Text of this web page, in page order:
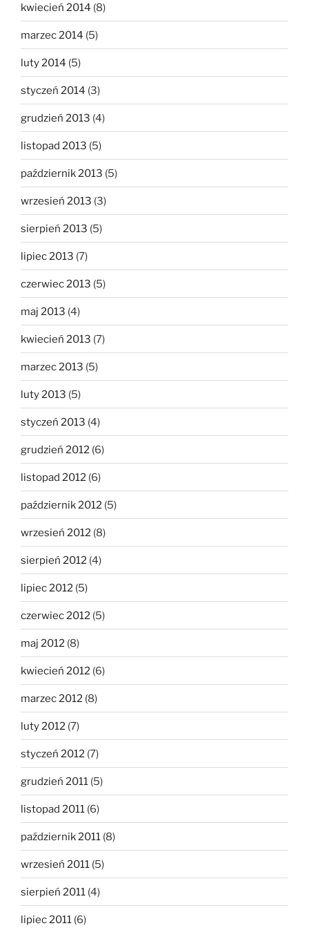
kwiecień 2014 (8)
marzec 2014 (5)
luty 2014 (5)
styczeń 2014 (3)
grudzień 2013 (4)
listopad 2013 (5)
październik 2013 (5)
wrzesień 2013 (3)
sierpień 2013 (5)
lipiec 2013 (7)
czerwiec 2013 (5)
maj 2013 (4)
kwiecień 2013 (7)
marzec 2013 (5)
luty 2013 (5)
styczeń 2013 (4)
grudzień 2012 (6)
listopad 2012 (6)
październik 2012 (5)
wrzesień 2012 (8)
sierpień 2012 (4)
lipiec 2012 (5)
czerwiec 2012 (5)
maj 2012 (8)
kwiecień 2012 (6)
marzec 2012 (8)
luty 2012 (7)
styczeń 2012 (7)
grudzień 2011 (5)
listopad 2011 (6)
październik 2011 (8)
wrzesień 2011 (5)
sierpień 2011 (4)
lipiec 2011 (6)